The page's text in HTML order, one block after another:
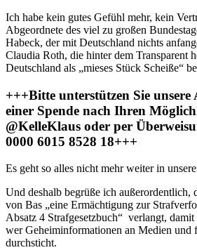
Ich habe kein gutes Gefühl mehr, kein
Abgeordnete des viel zu großen
Habeck, der mit Deutschland nichts
Claudia Roth, die hinter dem Transparent
Deutschland als „mieses Stück Scheiße“
+++Bitte unterstützen Sie
einer Spende nach Ihren
@KelleKlaus oder per
0000 6015 8528 18+++
Es geht so alles nicht mehr weiter in
Und deshalb begrüße ich außerordentlich,
von Bas „eine Ermächtigung zur
Absatz 4 Strafgesetzbuch“ verlangt,
wer Geheiminformationen an Medien und
durchsticht.